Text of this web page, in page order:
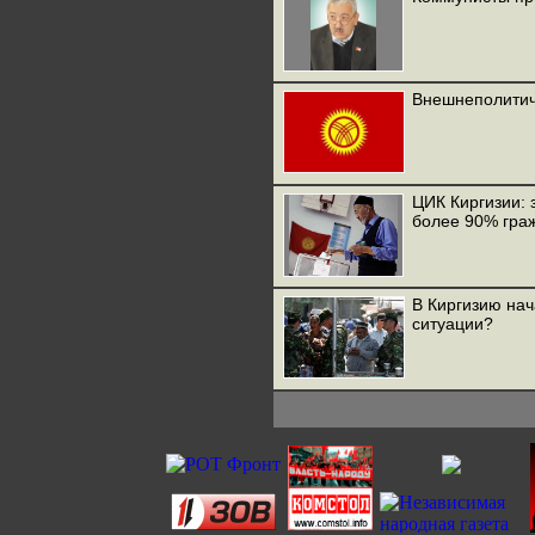
ЦИК Киргизии:
более 90%
В Киргизию
ситуации?